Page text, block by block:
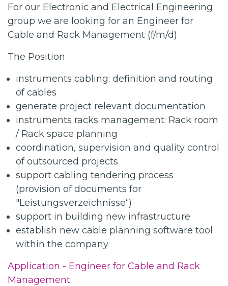
For our Electronic and Electrical Engineering
group we are looking for an Engineer for
Cable and Rack Management (f/m/d)
The Position
instruments cabling: definition and routing
of cables
generate project relevant documentation
instruments racks management: Rack room
/ Rack space planning
coordination, supervision and quality control
of outsourced projects
support cabling tendering process
(provision of documents for
"Leistungsverzeichnisse“)
support in building new infrastructure
establish new cable planning software tool
within the company
Application - Engineer for Cable and Rack
Management